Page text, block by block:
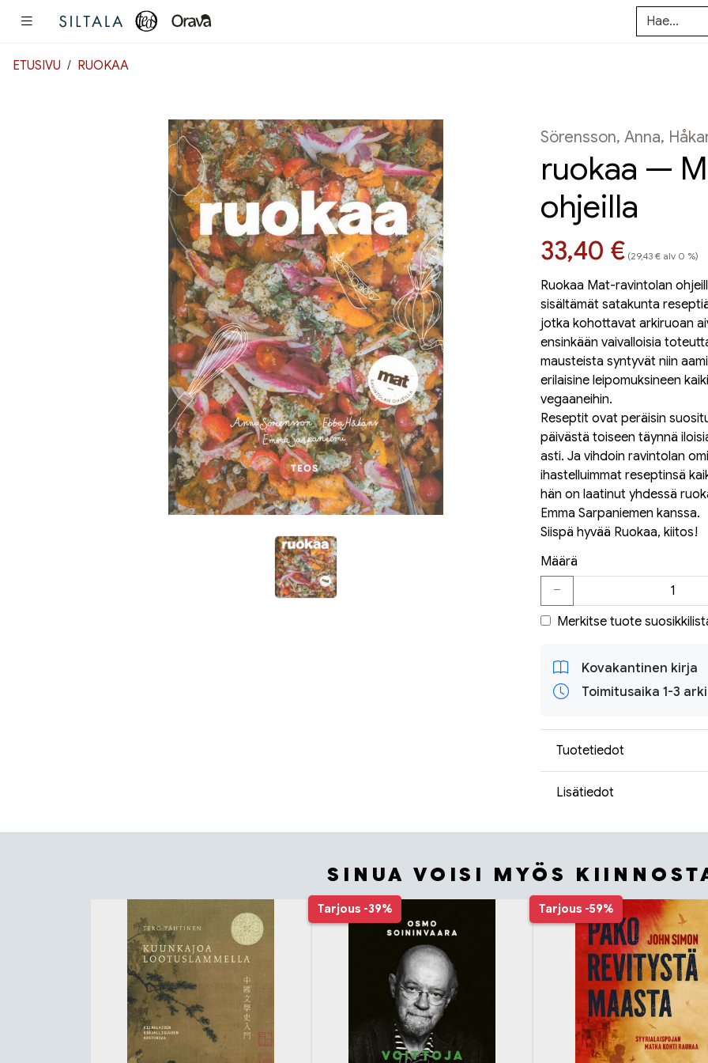
ETUSIVU RUOKAA
Sörensson, Anna,
ruokaa —
ohjeilla
Hinta nyt
33,40 € (29,43 € alv 0 %)
Ruokaa Mat-ravintolan
sisältämät satakunta
jotka kohottavat arkiruoan
ensinkään vaivalloisia
mausteista syntyvät niin
erilaisine leipomuksineen
vegaaneihin.
Reseptit ovat peräisin
päivästä toiseen täynnä
asti. Ja vihdoin ravintolan
ihastelluimmat reseptinsä
hän on laatinut yhdessä
Emma Sarpaniemen kanssa.
Siispä hyvää Ruokaa, kiitos!
Määrä
Merkitse tuote
Kovakantinen kirja
Toimitusaika 1-3
Tuotetiedot
Lisätiedot
SINUA VOISI MYÖS
Tuoteluettelon alku Tarjous -39% Tarjous -59%